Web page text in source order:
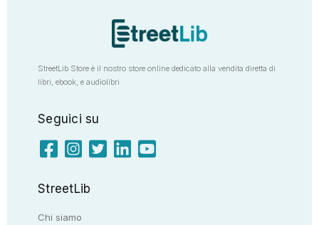
StreetLib Store è il nostro store online dedicato alla vendita diretta di
libri, ebook, e audiolibri
Seguici su
StreetLib
Chi siamo